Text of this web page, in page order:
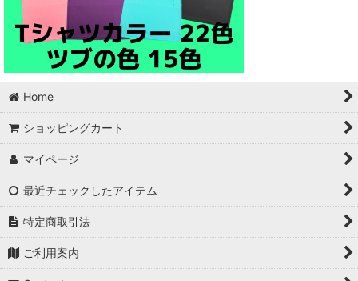
Home
ショッピングカート
マイページ
最近チェックしたアイテム
特定商取引法
ご利用案内